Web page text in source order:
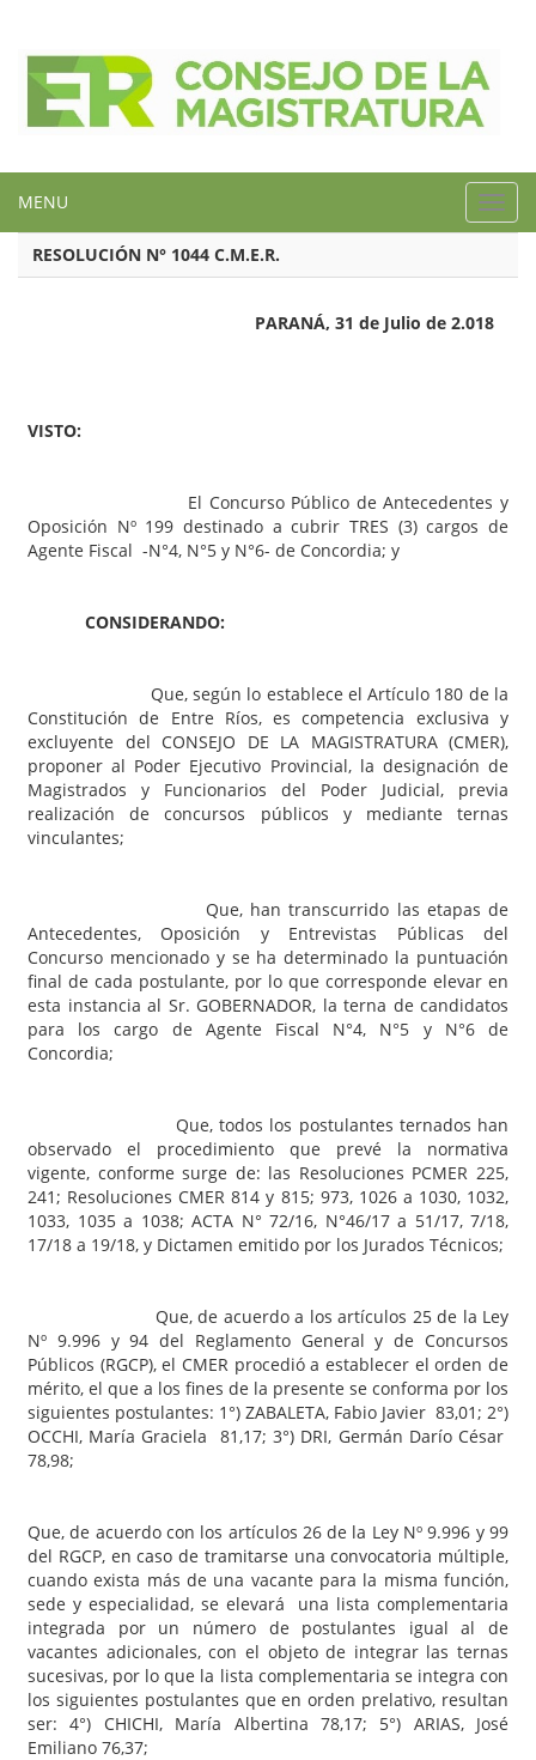
MENU
RESOLUCIÓN N° 1044 C.M.E.R.
PARANÁ, 31 de Julio de 2.018
VISTO:
El Concurso Público de Antecedentes y
Oposición Nº 199 destinado a cubrir TRES (3) cargos de
Agente Fiscal -N°4, N°5 y N°6- de Concordia; y
CONSIDERANDO:
Que, según lo establece el Artículo 180 de la
Constitución de Entre Ríos, es competencia exclusiva y
excluyente del CONSEJO DE LA MAGISTRATURA (CMER),
proponer al Poder Ejecutivo Provincial, la designación de
Magistrados y Funcionarios del Poder Judicial, previa
realización de concursos públicos y mediante ternas
vinculantes;
Que, han transcurrido las etapas de
Antecedentes, Oposición y Entrevistas Públicas del
Concurso mencionado y se ha determinado la puntuación
final de cada postulante, por lo que corresponde elevar en
esta instancia al Sr. GOBERNADOR, la terna de candidatos
para los cargo de Agente Fiscal N°4, N°5 y N°6 de
Concordia;
Que, todos los postulantes ternados han
observado el procedimiento que prevé la normativa
vigente, conforme surge de: las Resoluciones PCMER 225,
241; Resoluciones CMER 814 y 815; 973, 1026 a 1030, 1032,
1033, 1035 a 1038; ACTA N° 72/16, N°46/17 a 51/17, 7/18,
17/18 a 19/18, y Dictamen emitido por los Jurados Técnicos;
Que, de acuerdo a los artículos 25 de la Ley
Nº 9.996 y 94 del Reglamento General y de Concursos
Públicos (RGCP), el CMER procedió a establecer el orden de
mérito, el que a los fines de la presente se conforma por los
siguientes postulantes: 1°) ZABALETA, Fabio Javier 83,01; 2°)
OCCHI, María Graciela 81,17; 3°) DRI, Germán Darío César
78,98;
Que, de acuerdo con los artículos 26 de la Ley Nº 9.996 y 99
del RGCP, en caso de tramitarse una convocatoria múltiple,
cuando exista más de una vacante para la misma función,
sede y especialidad, se elevará una lista complementaria
integrada por un número de postulantes igual al de
vacantes adicionales, con el objeto de integrar las ternas
sucesivas, por lo que la lista complementaria se integra con
los siguientes postulantes que en orden prelativo, resultan
ser: 4°) CHICHI, María Albertina 78,17; 5°) ARIAS, José
Emiliano 76,37;